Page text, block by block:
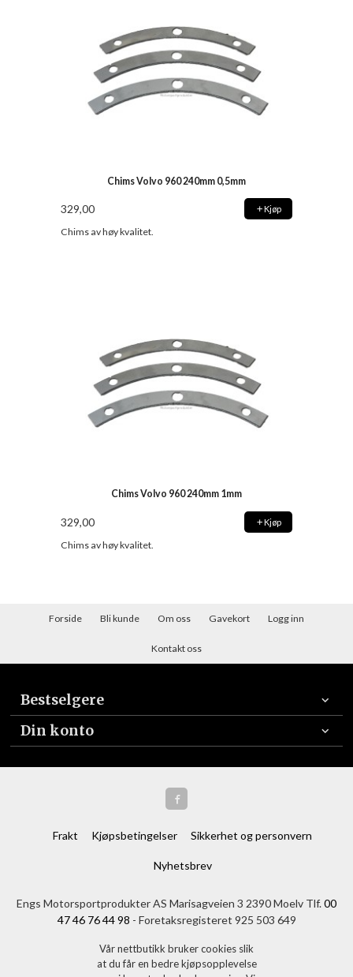
Chims Volvo 960 240mm 0,5mm
329,00 Kjøp
Chims av høy kvalitet.
Chims Volvo 960 240mm 1mm
329,00 Kjøp
Chims av høy kvalitet.
Forside Bli kunde Om oss Gavekort Logg inn
Kontakt oss
Bestselgere
Din konto
Frakt Kjøpsbetingelser Sikkerhet og personvern
Nyhetsbrev
Engs Motorsportprodukter AS Marisagveien 3 2390 Moelv Tlf.00
47 46 76 44 98 - Foretaksregisteret 925 503 649
Vår nettbutikk bruker cookies slik
at du får en bedre kjøpsopplevelse